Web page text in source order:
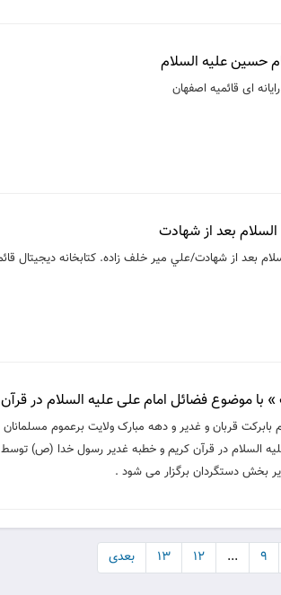
ای قائمیه اصفهان
بعد از شهادت
بعد از شهادت/علي مير خلف زاده. کتابخانه دیجیتال
با موضوع فضائل امام علی علیه السلام در
بابرکت قربان و غدیر و دهه مبارک ولایت برعموم
السلام در قرآن کریم و خطبه غدیر رسول خدا (ص)
بخش دستگردان برگزار می شود .
۹ ... ۱۲ ۱۳ بعدی